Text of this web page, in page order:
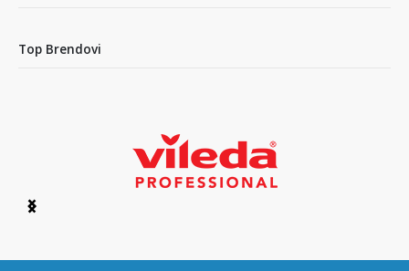
Top Brendovi
Item
6